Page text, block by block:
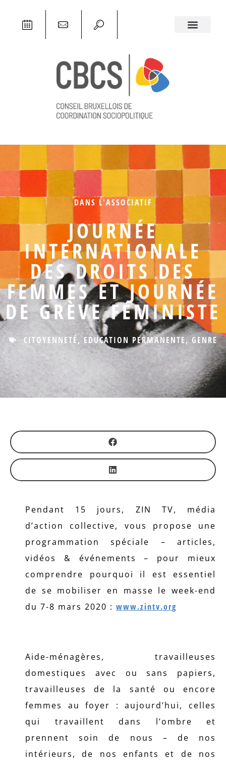
DANS L'ASSOCIATIF
JOURNÉE
INTERNATIONALE
DES DROITS DES
FEMMES ET JOURNÉE
DE GRÈVE FÉMINISTE
CITOYENNETÉ, EDUCATION PERMANENTE, GENRE
Pendant 15 jours, ZIN TV, média
d’action collective, vous propose une
programmation spéciale – articles,
vidéos & événements – pour mieux
comprendre pourquoi il est essentiel
de se mobiliser en masse le week-end
du 7-8 mars 2020 : www.zintv.org
Aide-ménagères, travailleuses
domestiques avec ou sans papiers,
travailleuses de la santé ou encore
femmes au foyer : aujourd’hui, celles
qui travaillent dans l’ombre et
prennent soin de nous – de nos
intérieurs, de nos enfants et de nos